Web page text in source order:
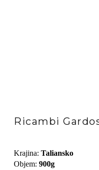
Ricambi
Krajina: Taliansko
Objem: 900g